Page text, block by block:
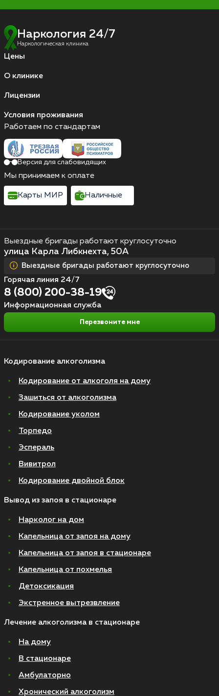
Наркология 24/7
Наркологическая клиника
Цены
О клинике
Лицензии
Условия проживания
Кодирование алкоголизма
Кодирование от алкоголя на дому
Зашиться от алкоголизма
Кодирование уколом
Торпедо
Эспераль
Вивитрол
Кодирование двойной блок
Вывод из запоя в стационаре
Нарколог на дом
Капельница от запоя на дому
Капельница от запоя в стационаре
Капельница от похмелья
Детоксикация
Экстренное вытрезвление
Лечение алкоголизма в стационаре
На дому
В стационаре
Амбулаторно
Хронический алкоголизм
Выездные бригады работают круглосуточно
улица Карла Либкнехта, 50А
Выездные бригады работают круглосуточно
Горячая линия 24/7
8 (800) 200-38-19
Информационная служба
Перезвоните мне
Работаем по стандартам
Версия для слабовидящих
Мы принимаем к оплате
Карты МИР Наличные